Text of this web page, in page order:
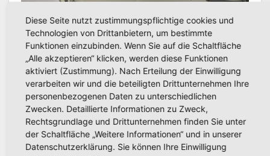
Landesweiter Warntag am
Donnerstag, 12. März 2026
MÄRZ 6, 2026 PRESSESTELLE STADT
ARNSBERG
Diese Seite nutzt zustimmungspflichtige cookies und
Technologien von Drittanbietern, um bestimmte
Funktionen einzubinden. Wenn Sie auf die Schaltfläche
„Alle akzeptieren“ klicken, werden diese Funktionen
aktiviert (Zustimmung). Nach Erteilung der Einwilligung
verarbeiten wir und die beteiligten Drittunternehmen Ihre
personenbezogenen Daten zu unterschiedlichen
Zwecken. Detaillierte Informationen zu Zweck,
Rechtsgrundlage und Drittunternehmen finden Sie unter
der Schaltfläche „Weitere Informationen“ und in unserer
Datenschutzerklärung. Sie können Ihre Einwilligung